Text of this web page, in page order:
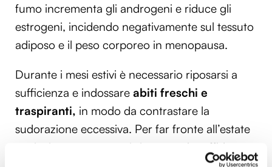
fumo incrementa gli androgeni e riduce gli
estrogeni, incidendo negativamente sul tessuto
adiposo e il peso corporeo in menopausa.
Durante i mesi estivi è necessario riposarsi a
sufficienza e indossare abiti freschi e
traspiranti, in modo da contrastare la
sudorazione eccessiva. Per far fronte all’estate
se si è in menopausa ci si può anche affidare